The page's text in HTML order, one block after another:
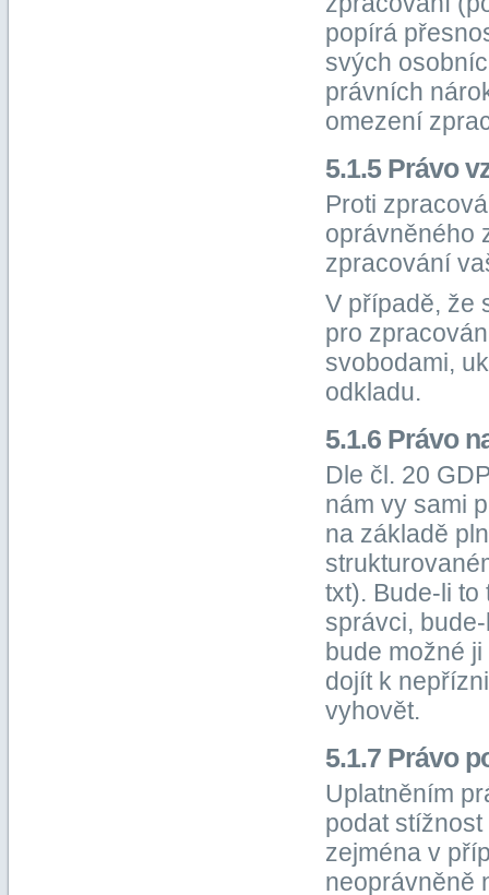
popírá
svých
právních
omezení
5.1.5 Právo
Proti
oprávněného
zpracování
V případě, že
pro
svobodami,
odkladu.
5.1.6 Právo
Dle čl. 20
nám vy sami
na základě
txt). Bude-li
správci,
bude možné
dojít k
vyhovět.
5.1.7 Právo
Uplatněním
podat
zejména v
neoprávněně